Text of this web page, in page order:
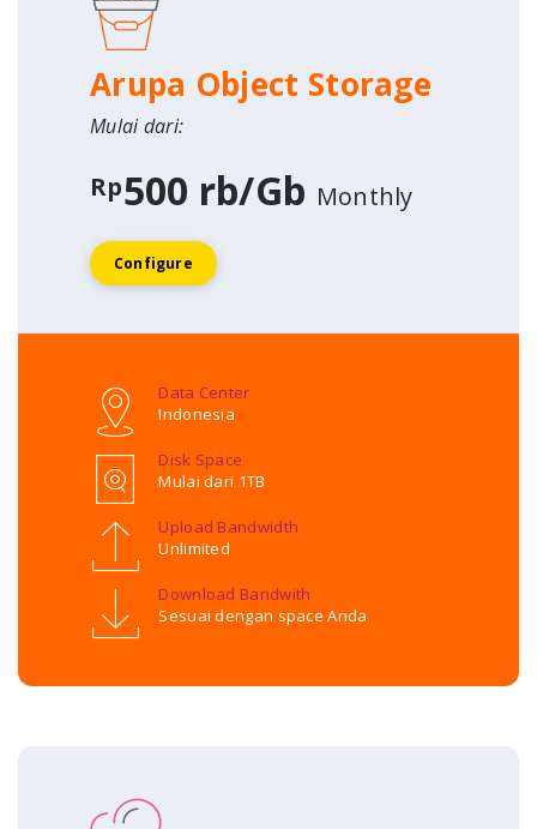
Arupa Object Storage
Mulai dari:
Rp500 rb/Gb Monthly
Configure
Data Center
Indonesia
Disk Space
Mulai dari 1TB
Upload Bandwidth
Unlimited
Download Bandwith
Sesuai dengan space Anda